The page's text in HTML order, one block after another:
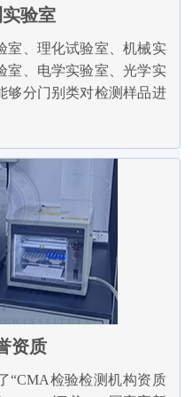
验室
室、理化试验室、机械实
室、电学实验室、光学实
够分门别类对检测样品进
资质
“CMA检验检测机构资质